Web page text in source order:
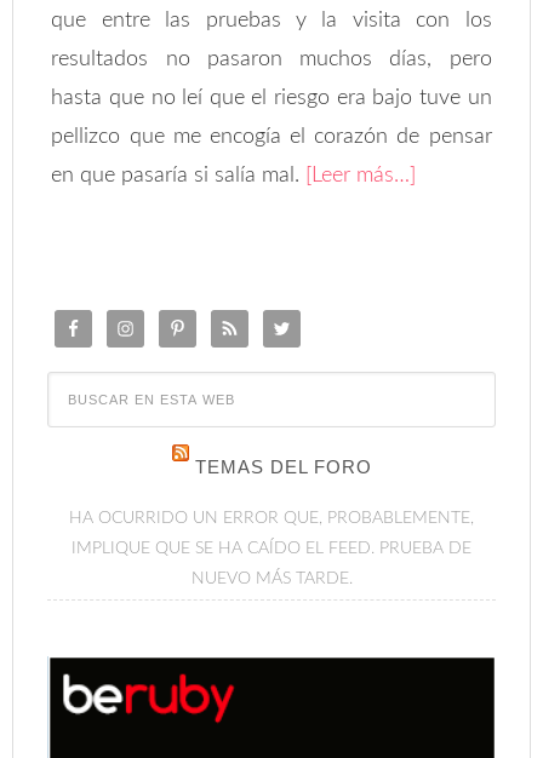
que entre las pruebas y la visita con los
resultados no pasaron muchos días, pero
hasta que no leí que el riesgo era bajo tuve un
pellizco que me encogía el corazón de pensar
en que pasaría si salía mal.
[Leer más…]
TEMAS DEL FORO
HA OCURRIDO UN ERROR QUE, PROBABLEMENTE,
IMPLIQUE QUE SE HA CAÍDO EL FEED. PRUEBA DE
NUEVO MÁS TARDE.